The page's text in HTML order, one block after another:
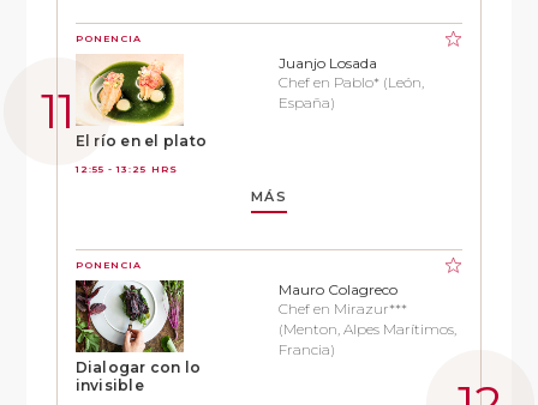
PONENCIA
El río en el plato
12:55 - 13:25 HRS
Juanjo Losada
Chef en Pablo* (León,
España)
MÁS
PONENCIA
Dialogar con lo
invisible
Mauro Colagreco
Chef en Mirazur***
(Menton, Alpes Marítimos,
Francia)